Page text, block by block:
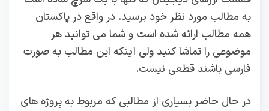
به مطالب مورد نظر خود برسید. در واقع در پاکستان
همه مطالب ارائه شده است و شما می توانید هر
موضوعی را تماشا کنید ولی اینکه این مطالب به صورت
فارسی باشند قطعی نیست.
در حال حاضر بسیاری از مطالبی که مربوط به پروژه‌ های